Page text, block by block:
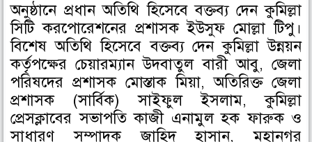
অনুষ্ঠানে প্রধান অতিথি হিসেবে বক্তব্য দেন কুমিল্লা
সিটি করপোরেশনের প্রশাসক ইউসুফ মোল্লা টিপু।
বিশেষ অতিথি হিসেবে বক্তব্য দেন কুমিল্লা উন্নয়ন
কর্তৃপক্ষের চেয়ারম্যান উদবাতুল বারী আবু, জেলা
পরিষদের প্রশাসক মোস্তাক মিয়া, অতিরিক্ত জেলা
প্রশাসক (সার্বিক) সাইফুল ইসলাম, কুমিল্লা
প্রেসক্লাবের সভাপতি কাজী এনামুল হক ফারুক ও
সাধারণ সম্পাদক জাহিদ হাসান, মহানগর